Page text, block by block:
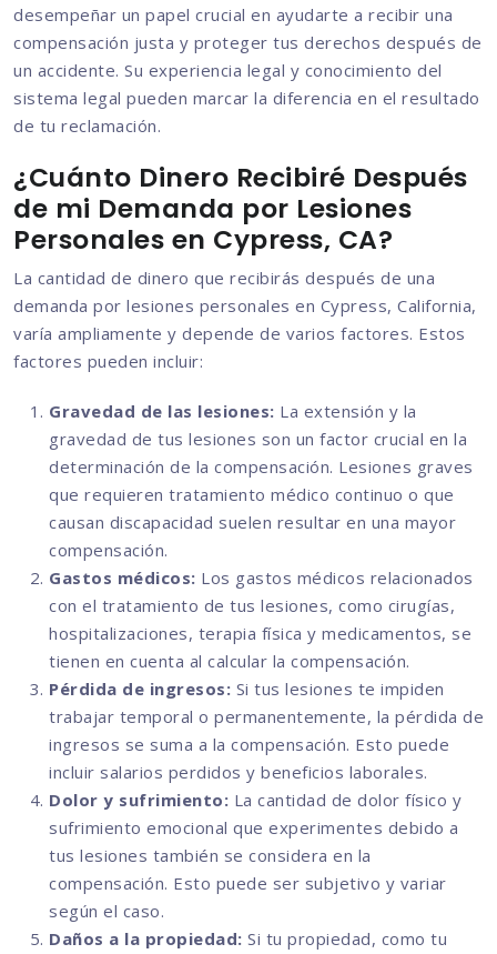
desempeñar un papel crucial en ayudarte a recibir una
compensación justa y proteger tus derechos después de
un accidente. Su experiencia legal y conocimiento del
sistema legal pueden marcar la diferencia en el resultado
de tu reclamación.
¿Cuánto Dinero Recibiré Después
de mi Demanda por Lesiones
Personales en Cypress, CA?
La cantidad de dinero que recibirás después de una
demanda por lesiones personales en Cypress, California,
varía ampliamente y depende de varios factores. Estos
factores pueden incluir:
Gravedad de las lesiones: La extensión y la
gravedad de tus lesiones son un factor crucial en la
determinación de la compensación. Lesiones graves
que requieren tratamiento médico continuo o que
causan discapacidad suelen resultar en una mayor
compensación.
Gastos médicos: Los gastos médicos relacionados
con el tratamiento de tus lesiones, como cirugías,
hospitalizaciones, terapia física y medicamentos, se
tienen en cuenta al calcular la compensación.
Pérdida de ingresos: Si tus lesiones te impiden
trabajar temporal o permanentemente, la pérdida de
ingresos se suma a la compensación. Esto puede
incluir salarios perdidos y beneficios laborales.
Dolor y sufrimiento: La cantidad de dolor físico y
sufrimiento emocional que experimentes debido a
tus lesiones también se considera en la
compensación. Esto puede ser subjetivo y variar
según el caso.
Daños a la propiedad: Si tu propiedad, como tu